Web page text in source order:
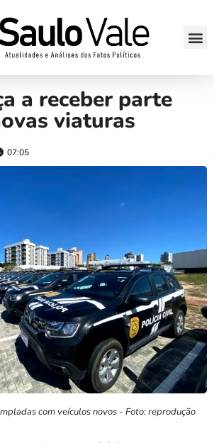
a receber parte
viaturas
07:05
com veículos novos - Foto: reprodução